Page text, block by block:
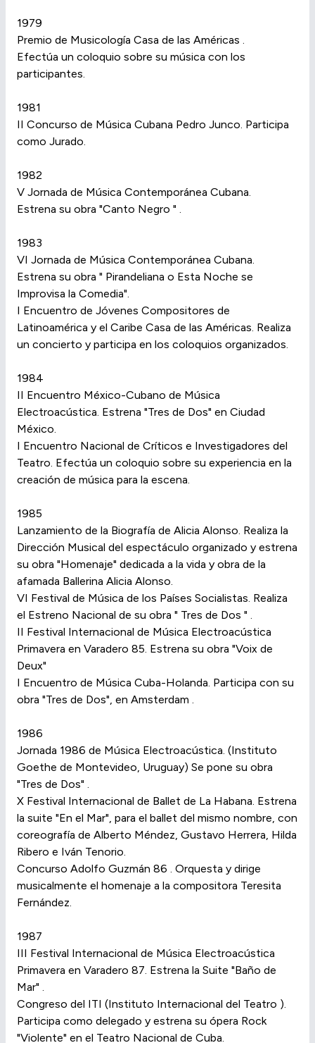
1979
Premio de Musicología Casa de las Américas .
Efectúa un coloquio sobre su música con los
participantes.
1981
II Concurso de Música Cubana Pedro Junco. Participa
como Jurado.
1982
V Jornada de Música Contemporánea Cubana.
Estrena su obra "Canto Negro " .
1983
VI Jornada de Música Contemporánea Cubana.
Estrena su obra " Pirandeliana o Esta Noche se
Improvisa la Comedia".
I Encuentro de Jóvenes Compositores de
Latinoamérica y el Caribe Casa de las Américas. Realiza
un concierto y participa en los coloquios organizados.
1984
II Encuentro México-Cubano de Música
Electroacústica. Estrena "Tres de Dos" en Ciudad
México.
I Encuentro Nacional de Críticos e Investigadores del
Teatro. Efectúa un coloquio sobre su experiencia en la
creación de música para la escena.
1985
Lanzamiento de la Biografía de Alicia Alonso. Realiza la
Dirección Musical del espectáculo organizado y estrena
su obra "Homenaje" dedicada a la vida y obra de la
afamada Ballerina Alicia Alonso.
VI Festival de Música de los Países Socialistas. Realiza
el Estreno Nacional de su obra " Tres de Dos " .
II Festival Internacional de Música Electroacústica
Primavera en Varadero 85. Estrena su obra "Voix de
Deux"
I Encuentro de Música Cuba-Holanda. Participa con su
obra "Tres de Dos", en Amsterdam .
1986
Jornada 1986 de Música Electroacústica. (Instituto
Goethe de Montevideo, Uruguay) Se pone su obra
"Tres de Dos" .
X Festival Internacional de Ballet de La Habana. Estrena
la suite "En el Mar", para el ballet del mismo nombre, con
coreografía de Alberto Méndez, Gustavo Herrera, Hilda
Ribero e Iván Tenorio.
Concurso Adolfo Guzmán 86 . Orquesta y dirige
musicalmente el homenaje a la compositora Teresita
Fernández.
1987
III Festival Internacional de Música Electroacústica
Primavera en Varadero 87. Estrena la Suite "Baño de
Mar" .
Congreso del ITI (Instituto Internacional del Teatro ).
Participa como delegado y estrena su ópera Rock
"Violente" en el Teatro Nacional de Cuba.